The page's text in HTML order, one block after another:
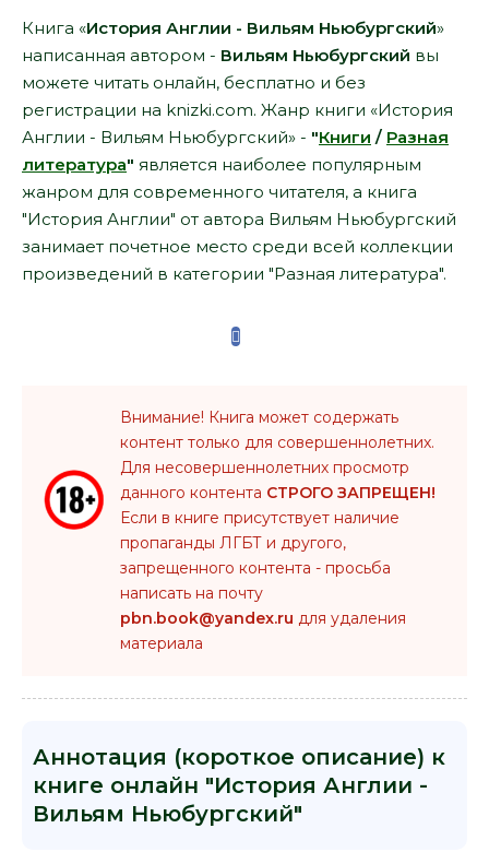
Книга «История Англии - Вильям Ньюбургский»
написанная автором - Вильям Ньюбургский вы
можете читать онлайн, бесплатно и без
регистрации на knizki.com. Жанр книги «История
Англии - Вильям Ньюбургский» - "Книги / Разная
литература" является наиболее популярным
жанром для современного читателя, а книга
"История Англии" от автора Вильям Ньюбургский
занимает почетное место среди всей коллекции
произведений в категории "Разная литература".
Внимание! Книга может содержать
контент только для совершеннолетних.
Для несовершеннолетних просмотр
данного контента СТРОГО ЗАПРЕЩЕН!
Если в книге присутствует наличие
пропаганды ЛГБТ и другого,
запрещенного контента - просьба
написать на почту
pbn.book@yandex.ru для удаления
материала
Аннотация (короткое описание) к
книге онлайн "История Англии -
Вильям Ньюбургский"